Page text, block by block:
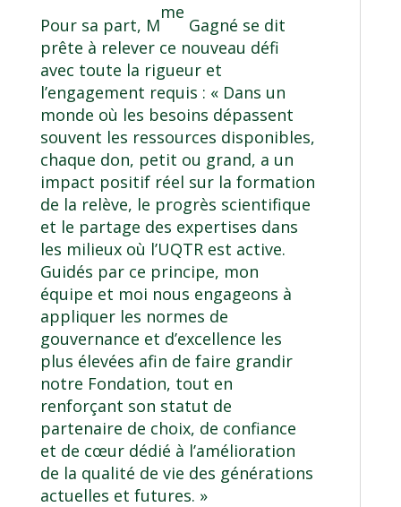
Pour sa part, M
me
Gagné se dit
prête à relever ce nouveau défi
avec toute la rigueur et
l’engagement requis : « Dans un
monde où les besoins dépassent
souvent les ressources disponibles,
chaque don, petit ou grand, a un
impact positif réel sur la formation
de la relève, le progrès scientifique
et le partage des expertises dans
les milieux où l’UQTR est active.
Guidés par ce principe, mon
équipe et moi nous engageons à
appliquer les normes de
gouvernance et d’excellence les
plus élevées afin de faire grandir
notre Fondation, tout en
renforçant son statut de
partenaire de choix, de confiance
et de cœur dédié à l’amélioration
de la qualité de vie des générations
actuelles et futures. »